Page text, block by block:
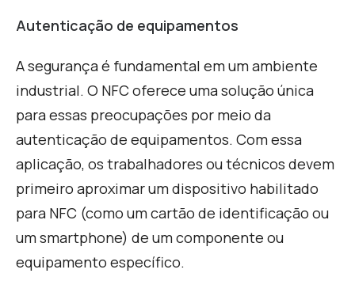
Autenticação de equipamentos
A segurança é fundamental em um ambiente
industrial. O NFC oferece uma solução única
para essas preocupações por meio da
autenticação de equipamentos. Com essa
aplicação, os trabalhadores ou técnicos devem
primeiro aproximar um dispositivo habilitado
para NFC (como um cartão de identificação ou
um smartphone) de um componente ou
equipamento específico.